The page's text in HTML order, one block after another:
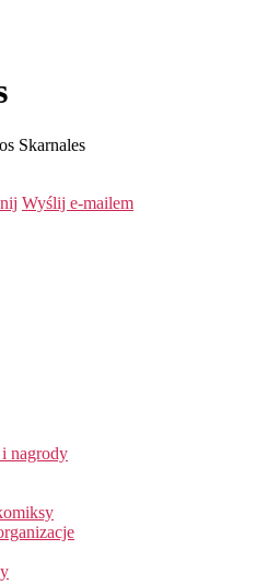
Skarnales
Wyślij e-mailem
nagrody